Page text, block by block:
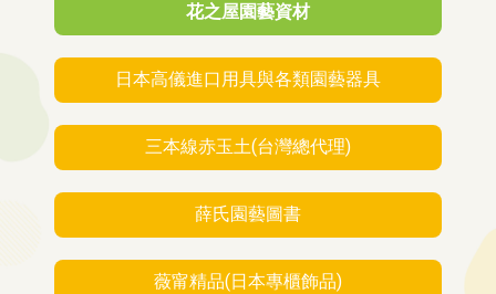
花之屋園藝資材
日本高儀進口用具與各類園藝器具
三本線赤玉土(台灣總代理)
薛氏園藝圖書
薇甯精品(日本專櫃飾品)